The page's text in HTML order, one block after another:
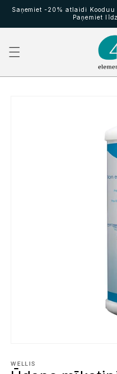
uz
Saņemiet -20% atlaidi
Paņemiet
WELLIS